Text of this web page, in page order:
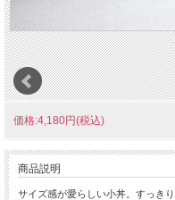
価格:4,180円(税込)
商品説明
サイズ感が愛らしい小丼。すっき